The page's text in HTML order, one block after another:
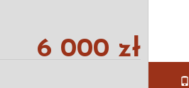
6 000 zł